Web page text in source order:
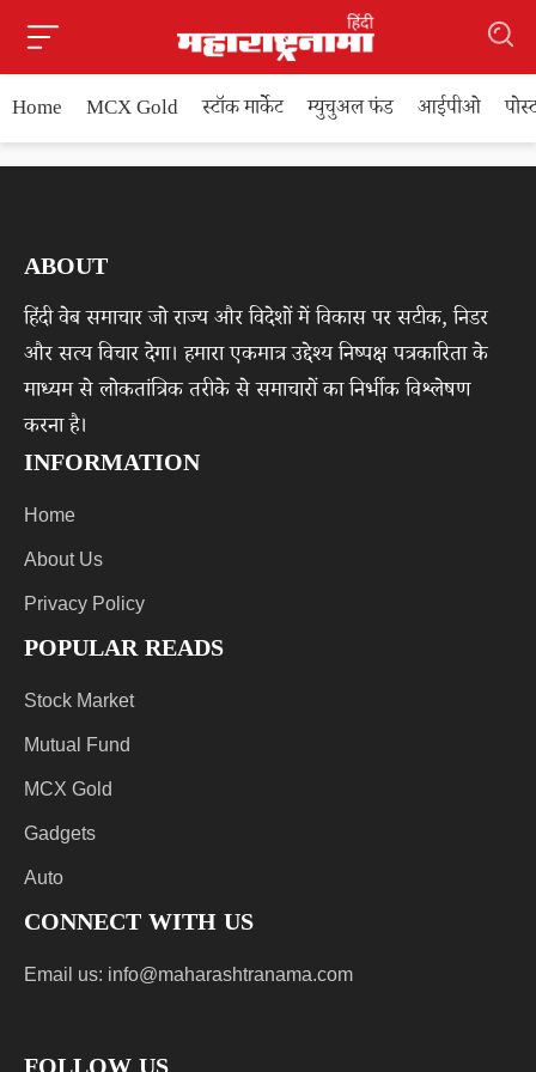
Home MCX Gold स्टॉक मार्केट म्युचुअल फंड आईपीओ
ABOUT
हिंदी वेब समाचार जो राज्य और विदेशों में विकास पर सटीक, निडर
और सत्य विचार देगा। हमारा एकमात्र उद्देश्य निष्पक्ष पत्रकारिता के
माध्यम से लोकतांत्रिक तरीके से समाचारों का निर्भीक विश्लेषण
करना है।
INFORMATION
Home
About Us
Privacy Policy
POPULAR READS
Stock Market
Mutual Fund
MCX Gold
Gadgets
Auto
CONNECT WITH US
Email us: info@maharashtranama.com